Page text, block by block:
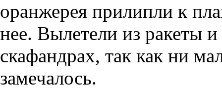
оранжерея прилипли к
нее. Вылетели из ракеты и
скафандрах, так как ни
замечалось.